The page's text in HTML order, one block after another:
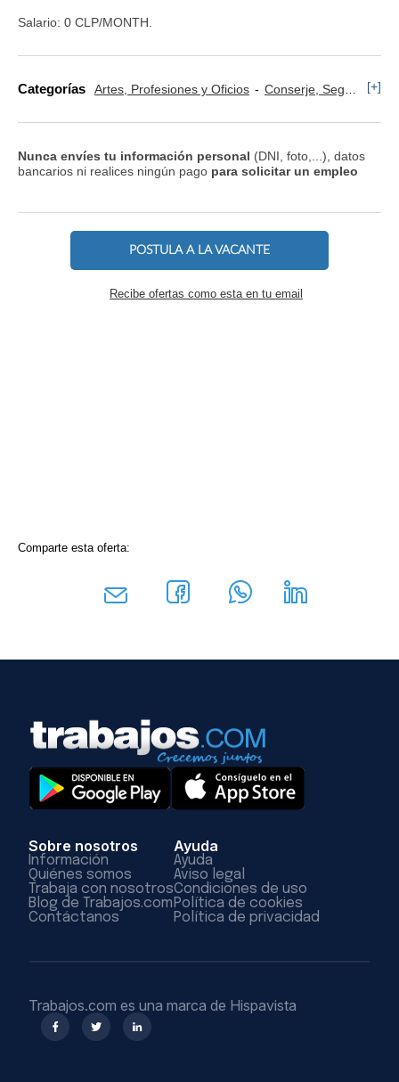
Salario: 0 CLP/MONTH.
Categorías Artes, Profesiones y Oficios Conserje, Seguridad y Control de Accesos [+]
Nunca envíes tu información personal (DNI, foto,...), datos
bancarios ni realices ningún pago para solicitar un empleo
POSTULA A LA VACANTE
Recibe ofertas como esta en tu email
Comparte esta oferta:
Sobre nosotros
Información
Quiénes somos
Trabaja con nosotros
Blog de Trabajos.com
Contáctanos
Ayuda
Ayuda
Aviso legal
Condiciones de uso
Política de cookies
Política de privacidad
Trabajos.com es una marca de Hispavista